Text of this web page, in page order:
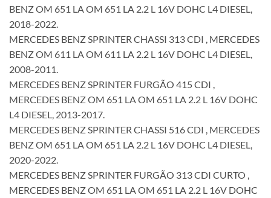
BENZ OM 651 LA OM 651 LA 2.2 L 16V DOHC L4 DIESEL,
2018-2022.
MERCEDES BENZ SPRINTER CHASSI 313 CDI , MERCEDES
BENZ OM 611 LA OM 611 LA 2.2 L 16V DOHC L4 DIESEL,
2008-2011.
MERCEDES BENZ SPRINTER FURGÃO 415 CDI ,
MERCEDES BENZ OM 651 LA OM 651 LA 2.2 L 16V DOHC
L4 DIESEL, 2013-2017.
MERCEDES BENZ SPRINTER CHASSI 516 CDI , MERCEDES
BENZ OM 651 LA OM 651 LA 2.2 L 16V DOHC L4 DIESEL,
2020-2022.
MERCEDES BENZ SPRINTER FURGÃO 313 CDI CURTO ,
MERCEDES BENZ OM 651 LA OM 651 LA 2.2 L 16V DOHC